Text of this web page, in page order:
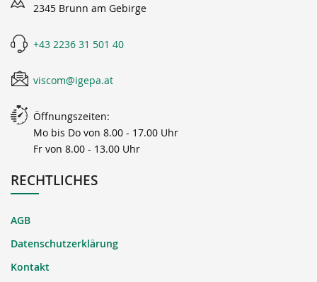
2345 Brunn am Gebirge
+43 2236 31 501 40
viscom@igepa.at
Öffnungszeiten:
Mo bis Do von 8.00 - 17.00 Uhr
Fr von 8.00 - 13.00 Uhr
RECHTLICHES
AGB
Datenschutzerklärung
Kontakt